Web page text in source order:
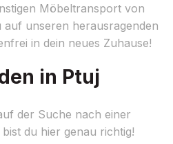
Möbeltransport von
unseren herausragenden
in dein neues Zuhause!
in Ptuj
der Suche nach einer
du hier genau richtig!